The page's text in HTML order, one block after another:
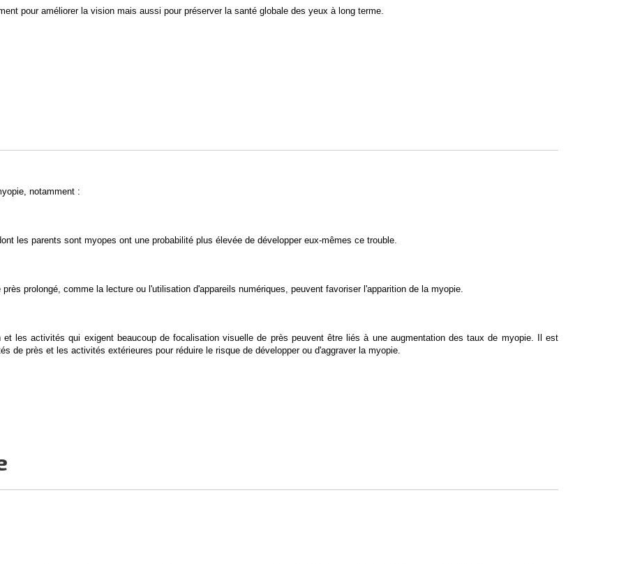
pour améliorer la vision mais aussi pour préserver la santé globale des yeux à long terme.
notamment :
les parents sont myopes ont une probabilité plus élevée de développer eux-mêmes ce trouble.
prolongé, comme la lecture ou l'utilisation d'appareils numériques, peuvent favoriser l'apparition de la myopie.
les activités qui exigent beaucoup de focalisation visuelle de près peuvent être liés à une augmentation des taux de myopie. Il est
de près et les activités extérieures pour réduire le risque de développer ou d'aggraver la myopie.